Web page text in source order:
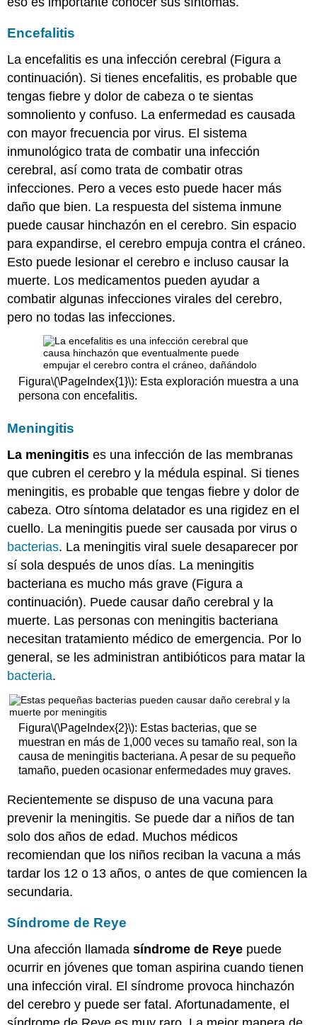
Encefalitis
La encefalitis es una infección cerebral (Figura a
continuación). Si tienes encefalitis, es probable que
tengas fiebre y dolor de cabeza o te sientas
somnoliento y confuso. La enfermedad es causada
con mayor frecuencia por virus. El sistema
inmunológico trata de combatir una infección
cerebral, así como trata de combatir otras
infecciones. Pero a veces esto puede hacer más
daño que bien. La respuesta del sistema inmune
puede causar hinchazón en el cerebro. Sin espacio
para expandirse, el cerebro empuja contra el cráneo.
Esto puede lesionar el cerebro e incluso causar la
muerte. Los medicamentos pueden ayudar a
combatir algunas infecciones virales del cerebro,
pero no todas las infecciones.
Figura\(\PageIndex{1}\): Esta exploración muestra a una
persona con encefalitis.
Meningitis
La meningitis es una infección de las membranas
que cubren el cerebro y la médula espinal. Si tienes
meningitis, es probable que tengas fiebre y dolor de
cabeza. Otro síntoma delatador es una rigidez en el
cuello. La meningitis puede ser causada por virus o
bacterias. La meningitis viral suele desaparecer por
sí sola después de unos días. La meningitis
bacteriana es mucho más grave (Figura a
continuación). Puede causar daño cerebral y la
muerte. Las personas con meningitis bacteriana
necesitan tratamiento médico de emergencia. Por lo
general, se les administran antibióticos para matar la
bacteria.
Figura\(\PageIndex{2}\): Estas bacterias, que se
muestran en más de 1,000 veces su tamaño real, son la
causa de meningitis bacteriana. A pesar de su pequeño
tamaño, pueden ocasionar enfermedades muy graves.
Recientemente se dispuso de una vacuna para
prevenir la meningitis. Se puede dar a niños de tan
solo dos años de edad. Muchos médicos
recomiendan que los niños reciban la vacuna a más
tardar los 12 o 13 años, o antes de que comiencen la
secundaria.
Síndrome de Reye
Una afección llamadasíndrome de Reye puede
ocurrir en jóvenes que toman aspirina cuando tienen
una infección viral. El síndrome provoca hinchazón
del cerebro y puede ser fatal. Afortunadamente, el